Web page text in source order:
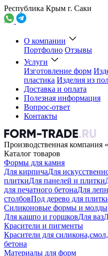
Республика Крым г. Саки
О компании
Портфолио Отзывы
Услуги
Изготовление форм
пластика Изделия из
Доставка и оплата
Полезная информация
Вопрос-ответ
Контакты
Производственная компания
Каталог товаров
Формы для камня
Для кирпичаДля
плиткиДля панелей и плитки
для печатного бетонаДля
столбовПод дерево для
Силиконовые формы и молды
Для кашпо и горшковДля ваз
Красители и пигменты
Красители для
бетона
Материалы для форм